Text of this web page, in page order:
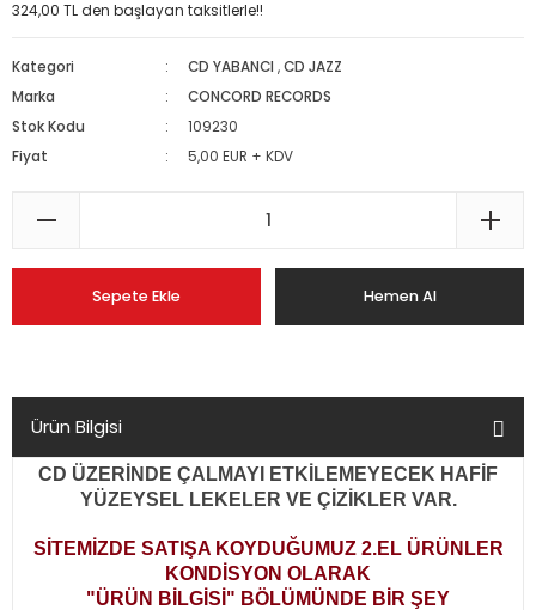
324,00 TL den başlayan taksitlerle!!
Kategori CD YABANCI ,CD JAZZ
Marka
CONCORD RECORDS
Stok Kodu
109230
Fiyat
5,00 EUR + KDV
Sepete Ekle Hemen Al
Ürün Bilgisi
CD ÜZERİNDE ÇALMAYI ETKİLEMEYECEK HAFİF
YÜZEYSEL LEKELER VE ÇİZİKLER VAR.
SİTEMİZDE SATIŞA KOYDUĞUMUZ 2.EL ÜRÜNLER
KONDİSYON OLARAK
"ÜRÜN BİLGİSİ" BÖLÜMÜNDE BİR ŞEY